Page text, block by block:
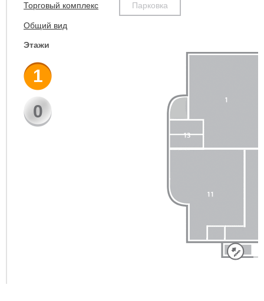
Торговый комплекс Парковка
Общий вид
Этажи
1
0